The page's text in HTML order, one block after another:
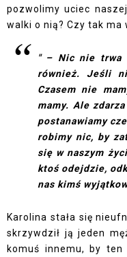
pozwolimy uciec
walki o nią? Czy tak ma
" – Nic nie trwa
również. Jeśli
Czasem nie
mamy. Ale
postanawiamy
robimy nic, by
się w naszym
ktoś odejdzie,
nas kimś
Karolina stała się
skrzywdził ją jeden
komuś innemu, by